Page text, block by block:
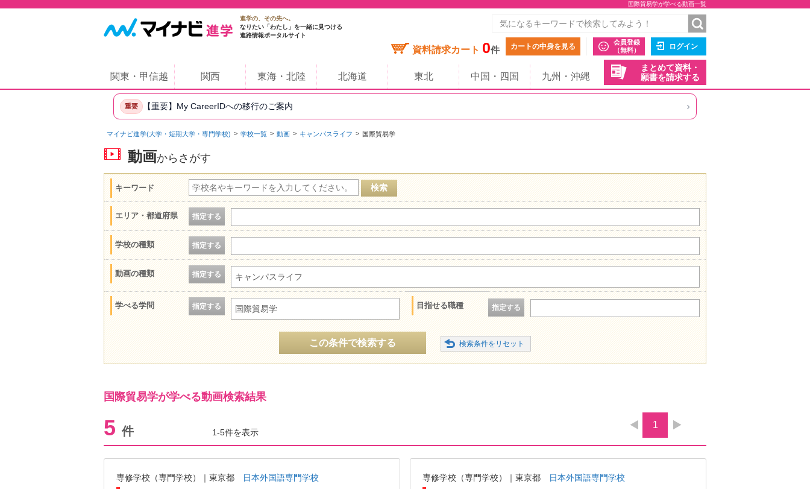
国際貿易学が学べる動画一覧
進学の、その先へ。
なりたい「わたし」を一緒に見つける
進路情報ポータルサイト
資料請求カート 0件 カートの中身を見る
会員登録
（無料）
ログイン
まとめて資料・
願書を請求する
関東・甲信越 関西 東海・北陸 北海道 東北 中国・四国 九州・沖縄
重要 【重要】My CareerIDへの移行のご案内 ›
マイナビ進学(大学・短期大学・専門学校) 学校一覧 動画 キャンパスライフ 国際貿易学
動画からさがす
キーワード
エリア・都道府県 指定する
学校の種類 指定する
動画の種類 指定する キャンパスライフ
学べる学問 指定する 国際貿易学 目指せる職種 指定する
この条件で検索する
国際貿易学が学べる動画検索結果
5 件 1-5件を表示
1
専修学校（専門学校）｜東京都 日本外国語専門学校 専修学校（専門学校）｜東京都 日本外国語専門学校